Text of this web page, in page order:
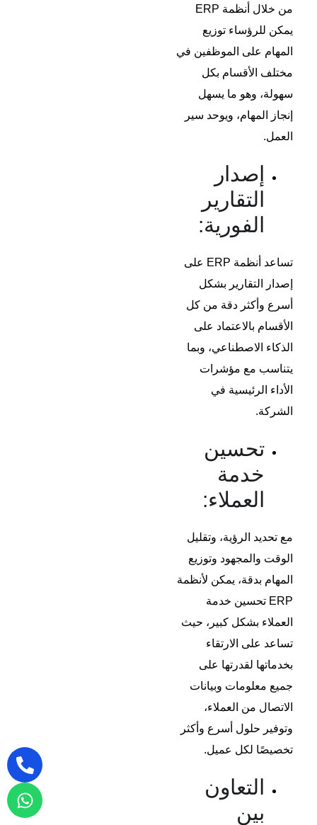
من خلال أنظمة ERP
يمكن للرؤساء توزيع
المهام على الموظفين في
مختلف الأقسام بكل
سهولة، وهو ما يسهل
إنجاز المهام، ويوحد سير
العمل.
إصدار
التقارير
الفورية:
تساعد أنظمة ERP على
إصدار التقارير بشكل
أسرع وأكثر دقة من كل
الأقسام بالاعتماد على
الذكاء الاصطناعي، وبما
يتناسب مع مؤشرات
الأداء الرئيسية في
الشركة.
تحسين
خدمة
العملاء:
مع تحديد الرؤية، وتقليل
الوقت والمجهود وتوزيع
المهام بدقة، يمكن لأنظمة
ERP تحسين خدمة
العملاء بشكل كبير، حيث
تساعد على الارتقاء
بخدماتها لقدرتها على
جميع معلومات وبيانات
الاتصال من العملاء،
وتوفير حلول أسرع وأكثر
تخصيصًا لكل عميل.
التعاون
بين